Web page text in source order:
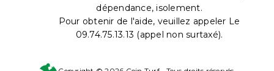
dépendance, isolement.
Pour obtenir de l'aide, veuillez appeler Le
09.74.75.13.13 (appel non surtaxé).